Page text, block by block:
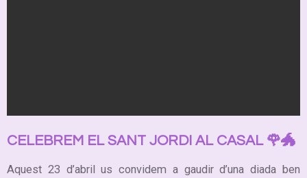
CELEBREM EL SANT JORDI AL CASAL 🌹🐲
Aquest 23 d’abril us convidem a gaudir d’una diada ben